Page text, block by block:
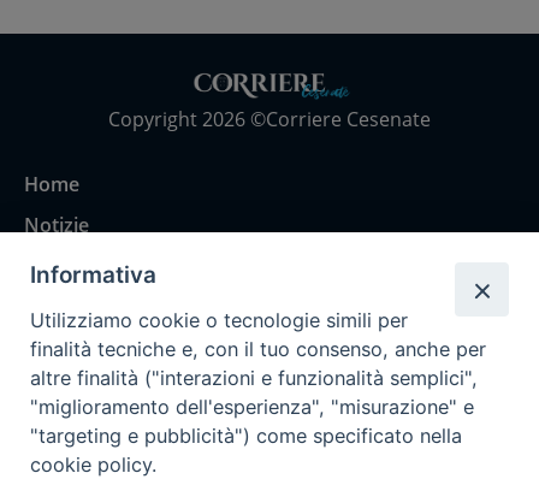
Copyright 2026 ©Corriere Cesenate
Home
Notizie
Rubriche
Chi siamo
Come abbonarsi
Contatti
Informativa
Utilizziamo cookie o tecnologie simili per
finalità tecniche e, con il tuo consenso, anche per
altre finalità ("interazioni e funzionalità semplici",
"miglioramento dell'esperienza", "misurazione" e
"targeting e pubblicità") come specificato nella
cookie policy.